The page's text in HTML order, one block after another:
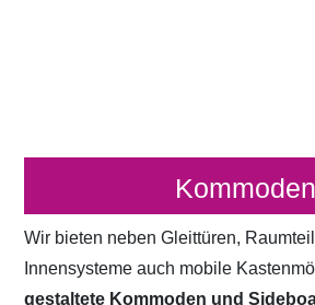
Kommoden
Wir bieten neben Gleittüren,
Innensysteme auch mobile
gestaltete Kommoden und